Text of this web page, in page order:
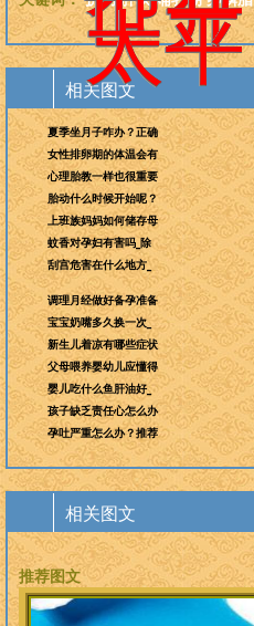
太平
相关图文
夏季坐月子咋办？正确
女性排卵期的体温会有
心理胎教一样也很重要
胎动什么时候开始呢？
上班族妈妈如何储存母
蚊香对孕妇有害吗_除
刮宫危害在什么地方_
调理月经做好备孕准备
宝宝奶嘴多久换一次_
新生儿着凉有哪些症状
父母喂养婴幼儿应懂得
婴儿吃什么鱼肝油好_
孩子缺乏责任心怎么办
孕吐严重怎么办？推荐
相关图文
推荐图文